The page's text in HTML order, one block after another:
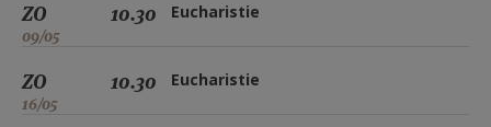
ZO
09/05
10.30 Eucharistie
ZO
16/05
10.30 Eucharistie